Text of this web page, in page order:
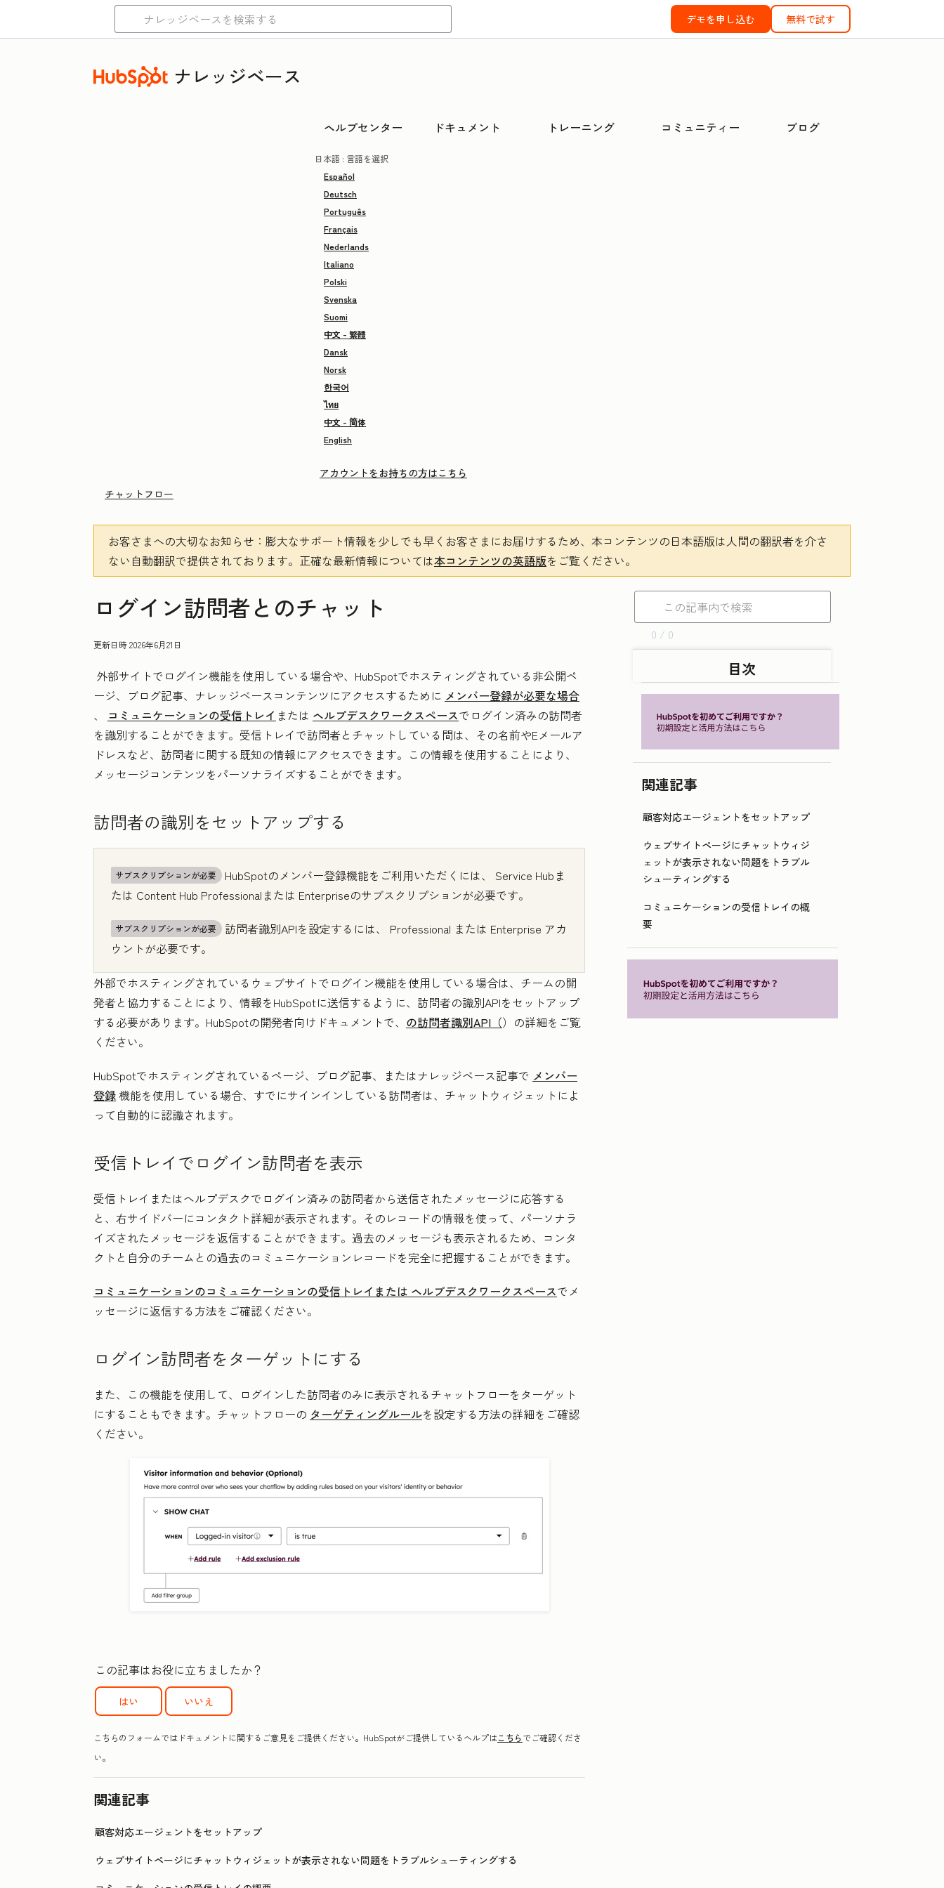
デモを申し込む 無料で試す
ナレッジベース
ヘルプセンター ドキュメント トレーニング コミュニティー ブログ
日本語 : 言語を選択
Español
Deutsch
Português
Français
Nederlands
Italiano
Polski
Svenska
Suomi
中文 - 繁體
Dansk
Norsk
한국어
ไทย
中文 - 简体
English
アカウントをお持ちの方はこちら
チャットフロー
お客さまへの大切なお知らせ ：膨大なサポート情報を少しでも早くお客さまにお届けするため、本コンテンツの日本語版は人間の翻訳者を介さ
ない自動翻訳で提供されております。 正確な最新情報については本コンテンツの英語版をご覧ください。
ログイン訪問者とのチャット
更新日時2026年6月21日
外部サイトでログイン機能を使用している場合や、HubSpotでホスティングされている非公開ペ
ージ、ブログ記事、ナレッジベースコンテンツにアクセスするために メンバー登録が必要な場合
、 コミュニケーションの受信トレイ または ヘルプデスクワークスペースでログイン済みの訪問者
を識別することができます。受信トレイで訪問者とチャットしている間は、その名前やEメールア
ドレスなど、訪問者に関する既知の情報にアクセスできます。この情報を使用することにより、
メッセージコンテンツをパーソナライズすることができます。
訪問者の識別をセットアップする
サブスクリプションが必要 HubSpotのメンバー登録機能をご利用いただくには、 Service Hub ま
たは Content Hub Professional または Enterpriseのサブスクリプションが必要です。
サブスクリプションが必要 訪問者識別APIを設定するには、 Professional または Enterprise アカ
ウントが必要です。
外部でホスティングされているウェブサイトでログイン機能を使用している場合は、チームの開
発者と協力することにより、情報をHubSpotに送信するように、訪問者の識別APIをセットアップ
する必要があります。HubSpotの開発者向けドキュメントで、 の訪問者識別API（）の詳細をご覧
ください。
HubSpotでホスティングされているページ、ブログ記事、またはナレッジベース記事で メンバー
登録機能を使用している場合、すでにサインインしている訪問者は、チャットウィジェットによ
って自動的に認識されます。
受信トレイでログイン訪問者を表示
受信トレイまたはヘルプデスクでログイン済みの訪問者から送信されたメッセージに応答する
と、右サイドバーにコンタクト詳細が表示されます。そのレコードの情報を使って、パーソナラ
イズされたメッセージを返信することができます。過去のメッセージも表示されるため、コンタ
クトと自分のチームとの過去のコミュニケーションレコードを完全に把握することができます。
コミュニケーションのコミュニケーションの受信トレイまたは ヘルプデスクワークスペースでメ
ッセージに返信する方法をご確認ください。
ログイン訪問者をターゲットにする
また、この機能を使用して、ログインした訪問者のみに表示されるチャットフローをターゲット
にすることもできます。チャットフローの ターゲティングルールを設定する方法の詳細をご確認
ください。
この記事はお役に立ちましたか？
はい いいえ
こちらのフォームではドキュメントに関するご意見をご提供ください。HubSpotがご提供しているヘルプはこちらでご確認くださ
い。
関連記事
顧客対応エージェントをセットアップ
ウェブサイトページにチャットウィジェットが表示されない問題をトラブルシューティングする
0 / 0
目次
関連記事
顧客対応エージェントをセットアップ
ウェブサイトページにチャットウィジ
ェットが表示されない問題をトラブル
シューティングする
コミュニケーションの受信トレイの概
要